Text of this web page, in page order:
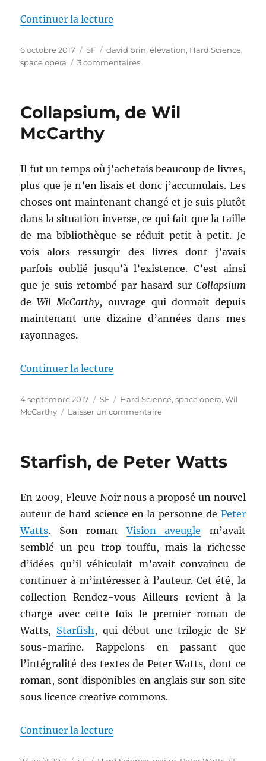
Continuer la lecture
Publié
le
6 octobre 2017 Catégories
SF Étiquettes
david brin,élévation, Hard Science,
space opera
3 commentairessur
Soleil,
Collapsium, de Wil
McCarthy
Il fut un temps où j’achetais beaucoup de livres,
plus que je n’en lisais et donc j’accumulais. Les
choses ont maintenant changé et je suis plutôt
dans la situation inverse, ce qui fait que la taille
de ma bibliothèque se réduit petit à petit. Je
vois alors ressurgir des livres dont j’avais
parfois oublié jusqu’à l’existence. C’est ainsi
que je suis retombé par hasard sur Collapsium
deWil McCarthy, ouvrage qui dormait depuis
maintenant une dizaine d’années dans mes
rayonnages.
Continuer la lecture
Publié
le
4 septembre 2017 Catégories
SF Étiquettes
Hard Science,space opera,Wil
McCarthy
Laisser un commentairesur
McCarthy
Starfish, de Peter Watts
En 2009, Fleuve Noir nous a proposé un nouvel
auteur de hard science en la personne de Peter
Watts. Son romanVision aveugle m’avait
semblé un peu trop touffu, mais la richesse
d’idées qu’il véhiculait m’avait convaincu de
continuer à m’intéresser à l’auteur. Cet été, la
collection Rendez-vous Ailleurs revient à la
charge avec cette fois le premier roman de
Watts, Starfish, qui début une trilogie de SF
sous-marine. Rappelons en passant que
l’intégralité des textes de Peter Watts, dont ce
roman, sont disponibles en anglais sur son site
sous licence creative commons.
Continuer la lecture